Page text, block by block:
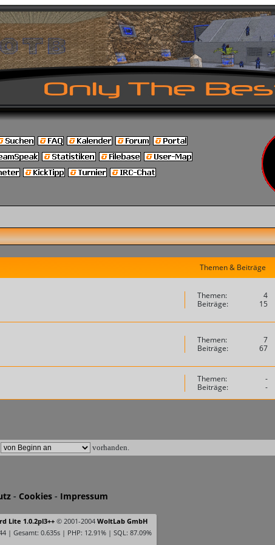
Themen & Beiträge
Themen:
4
Beiträge:
15
Themen:
7
Beiträge:
67
Themen:
-
Beiträge:
-
vorhanden.
- Cookies - Impressum
Lite 1.0.2pl3++© 2001-2004 WoltLab GmbH
| Gesamt: 0.635s | PHP: 12.91% | SQL: 87.09%